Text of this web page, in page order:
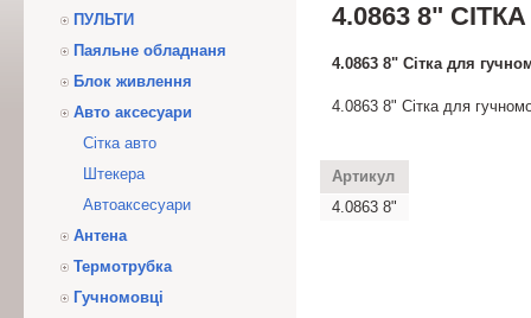
ПУЛЬТИ
Паяльне обладнаня
Блок живлення
Авто аксесуари
Сітка авто
Штекера
Автоаксесуари
Антена
Термотрубка
Гучномовці
4.0863 8"
4.0863 8" Сітка для
4.0863 8" Сітка для
Артикул
4.0863 8"